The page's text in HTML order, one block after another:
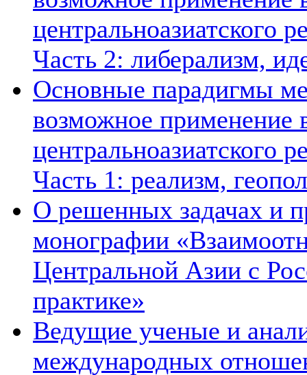
центральноазиатского
Часть 2: либерализм,
Основные парадигмы
возможное применение
центральноазиатского
Часть 1: реализм,
О решенных задачах и
монографии
Центральной Азии с
практике»
Ведущие ученые и
международных